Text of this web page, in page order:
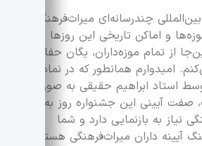
چندرسانه‌ای میراث‌فرهنگی
و اماکن تاریخی این روزها میزبان
از تمام موزه‌داران، یگان حفاظت
امیدوارم همانطور که در نماد
استاد ابراهیم حقیقی به صورت یک
آیینی این جشنواره روز به روز
نیاز به بازنمایی دارد و شما
آیینه داران میراث‌فرهنگی هستید.